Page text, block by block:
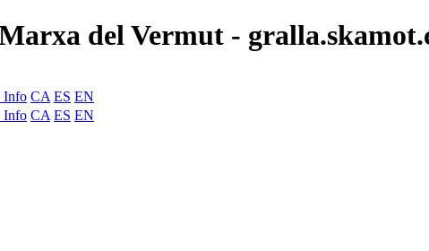
del Vermut -
Info CA ES EN
Info CA ES EN